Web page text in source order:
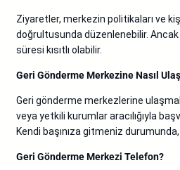
Ziyaretler, merkezin politikaları ve
doğrultusunda düzenlenebilir. Ancak
süresi kısıtlı olabilir.
Geri Gönderme Merkezine Nasıl
Geri gönderme merkezlerine
veya yetkili kurumlar aracılığıyla
Kendi başınıza gitmeniz
Geri Gönderme Merkezi Telefon?